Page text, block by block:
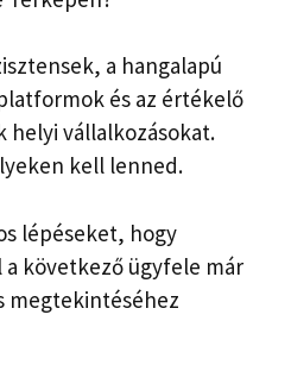
a hangalapú
és az értékelő
helyi vállalkozásokat.
kell lenned.
lépéseket, hogy
következő ügyfele már
megtekintéséhez